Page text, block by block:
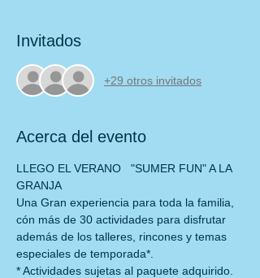
Invitados
+29 otros invitados
Acerca del evento
LLEGO EL VERANO   "SUMER FUN" A LA
GRANJA
Una Gran experiencia para toda la familia,
cón más de 30 actividades para disfrutar
además de los talleres, rincones y temas
especiales de temporada*.
* Actividades sujetas al paquete adquirido.